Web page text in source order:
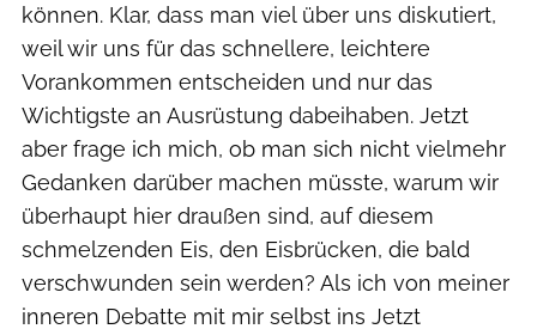
können. Klar, dass man viel über uns diskutiert,
weil wir uns für das schnellere, leichtere
Vorankommen entscheiden und nur das
Wichtigste an Ausrüstung dabeihaben. Jetzt
aber frage ich mich, ob man sich nicht vielmehr
­Gedanken darüber machen müsste, warum wir
überhaupt hier draußen sind, auf diesem
schmelzenden Eis, den Eisbrücken, die bald
verschwunden sein werden? Als ich von meiner
inneren Debatte mit mir selbst ins Jetzt